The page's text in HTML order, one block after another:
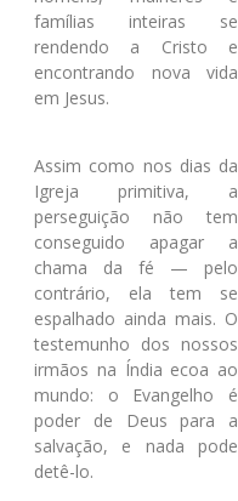
famílias inteiras se
rendendo a Cristo e
encontrando nova vida
em Jesus.
Assim como nos dias da
Igreja primitiva, a
perseguição não tem
conseguido apagar a
chama da fé — pelo
contrário, ela tem se
espalhado ainda mais. O
testemunho dos nossos
irmãos na Índia ecoa ao
mundo: o Evangelho é
poder de Deus para a
salvação, e nada pode
detê-lo.